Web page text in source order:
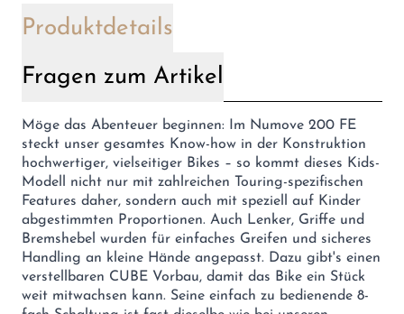
Produktdetails
Fragen zum Artikel
Möge das Abenteuer beginnen: Im Numove 200 FE
steckt unser gesamtes Know-how in der Konstruktion
hochwertiger, vielseitiger Bikes – so kommt dieses Kids-
Modell nicht nur mit zahlreichen Touring-spezifischen
Features daher, sondern auch mit speziell auf Kinder
abgestimmten Proportionen. Auch Lenker, Griffe und
Bremshebel wurden für einfaches Greifen und sicheres
Handling an kleine Hände angepasst. Dazu gibt's einen
verstellbaren CUBE Vorbau, damit das Bike ein Stück
weit mitwachsen kann. Seine einfach zu bedienende 8-